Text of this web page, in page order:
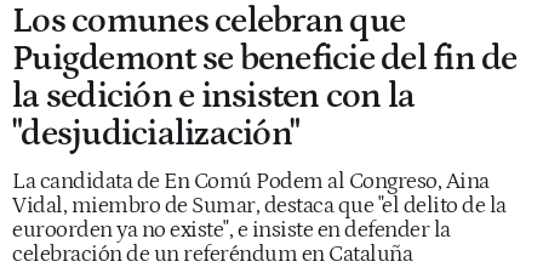
Los comunes celebran que
Puigdemont se beneficie del fin de
la sedición e insisten con la
"desjudicialización"
La candidata de En Comú Podem al Congreso, Aina
Vidal, miembro de Sumar, destaca que "el delito de la
euroorden ya no existe", e insiste en defender la
celebración de un referéndum en Cataluña